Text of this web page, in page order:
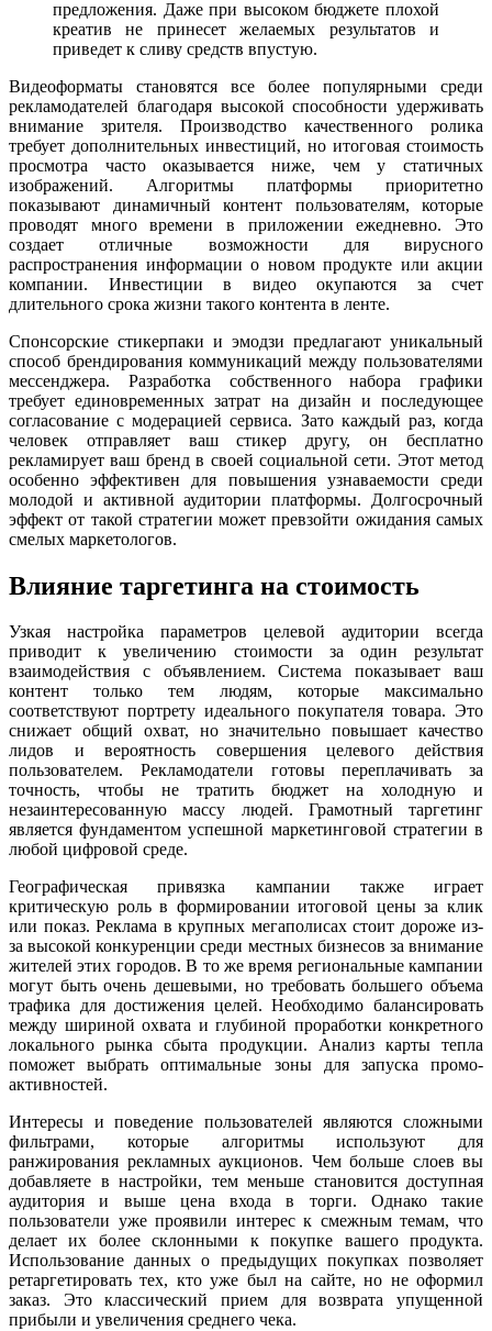
предложения. Даже при высоком бюджете плохой
креатив не принесет желаемых результатов и
приведет к сливу средств впустую.
Видеоформаты становятся все более популярными среди
рекламодателей благодаря высокой способности удерживать
внимание зрителя. Производство качественного ролика
требует дополнительных инвестиций, но итоговая стоимость
просмотра часто оказывается ниже, чем у статичных
изображений. Алгоритмы платформы приоритетно
показывают динамичный контент пользователям, которые
проводят много времени в приложении ежедневно. Это
создает отличные возможности для вирусного
распространения информации о новом продукте или акции
компании. Инвестиции в видео окупаются за счет
длительного срока жизни такого контента в ленте.
Спонсорские стикерпаки и эмодзи предлагают уникальный
способ брендирования коммуникаций между пользователями
мессенджера. Разработка собственного набора графики
требует единовременных затрат на дизайн и последующее
согласование с модерацией сервиса. Зато каждый раз, когда
человек отправляет ваш стикер другу, он бесплатно
рекламирует ваш бренд в своей социальной сети. Этот метод
особенно эффективен для повышения узнаваемости среди
молодой и активной аудитории платформы. Долгосрочный
эффект от такой стратегии может превзойти ожидания самых
смелых маркетологов.
Влияние таргетинга на стоимость
Узкая настройка параметров целевой аудитории всегда
приводит к увеличению стоимости за один результат
взаимодействия с объявлением. Система показывает ваш
контент только тем людям, которые максимально
соответствуют портрету идеального покупателя товара. Это
снижает общий охват, но значительно повышает качество
лидов и вероятность совершения целевого действия
пользователем. Рекламодатели готовы переплачивать за
точность, чтобы не тратить бюджет на холодную и
незаинтересованную массу людей. Грамотный таргетинг
является фундаментом успешной маркетинговой стратегии в
любой цифровой среде.
Географическая привязка кампании также играет
критическую роль в формировании итоговой цены за клик
или показ. Реклама в крупных мегаполисах стоит дороже из-
за высокой конкуренции среди местных бизнесов за внимание
жителей этих городов. В то же время региональные кампании
могут быть очень дешевыми, но требовать большего объема
трафика для достижения целей. Необходимо балансировать
между шириной охвата и глубиной проработки конкретного
локального рынка сбыта продукции. Анализ карты тепла
поможет выбрать оптимальные зоны для запуска промо-
активностей.
Интересы и поведение пользователей являются сложными
фильтрами, которые алгоритмы используют для
ранжирования рекламных аукционов. Чем больше слоев вы
добавляете в настройки, тем меньше становится доступная
аудитория и выше цена входа в торги. Однако такие
пользователи уже проявили интерес к смежным темам, что
делает их более склонными к покупке вашего продукта.
Использование данных о предыдущих покупках позволяет
ретаргетировать тех, кто уже был на сайте, но не оформил
заказ. Это классический прием для возврата упущенной
прибыли и увеличения среднего чека.